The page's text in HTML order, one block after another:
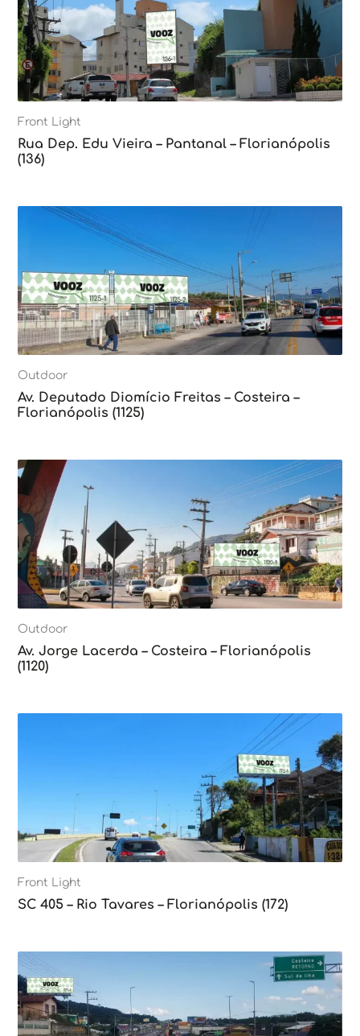
Front Light
Rua Dep. Edu Vieira – Pantanal – Florianópolis
(136)
Outdoor
Av. Deputado Diomício Freitas – Costeira –
Florianópolis (1125)
Outdoor
Av. Jorge Lacerda – Costeira – Florianópolis
(1120)
Front Light
SC 405 – Rio Tavares – Florianópolis (172)